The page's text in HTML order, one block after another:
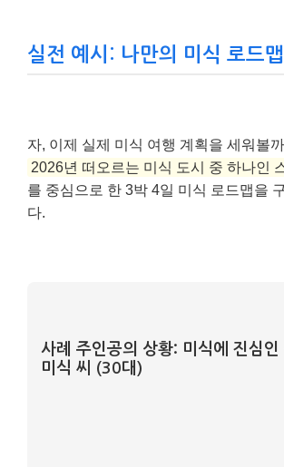
실전 예시: 나만의 미식 로드
자, 이제 실제 미식 여행 계획을 세워볼
2026년 떠오르는 미식 도시 중 하나인
를 중심으로 한 3박 4일 미식 로드맵을
다.
사례 주인공의 상황: 미식에 진심인
미식 씨 (30대)